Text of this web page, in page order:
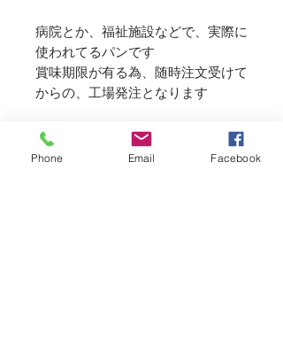
病院とか、福祉施設などで、実際に
使われてるパンです
賞味期限が有る為、随時注文受けて
からの、工場発注となります
​※コメントはルールを守って正し
Phone Email Facebook